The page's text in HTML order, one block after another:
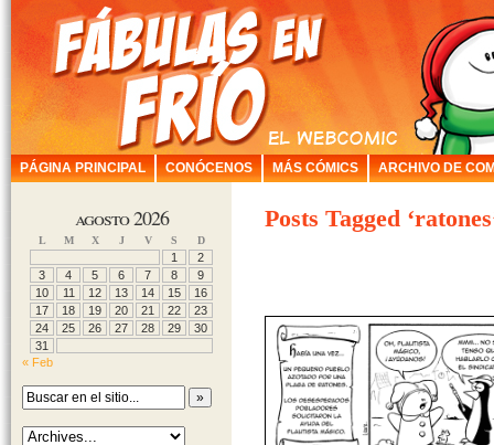
PÁGINA PRINCIPAL CONÓCENOS MÁS CÓMICS ARCHIVO DE
agosto 2026
L M X J V S D
1
2
3
4 5 6 7 8
9
10
11 12 13 14 15
16
17
18 19 20 21 22
23
24
25 26 27 28 29
30
31
« Feb
Posts Tagged